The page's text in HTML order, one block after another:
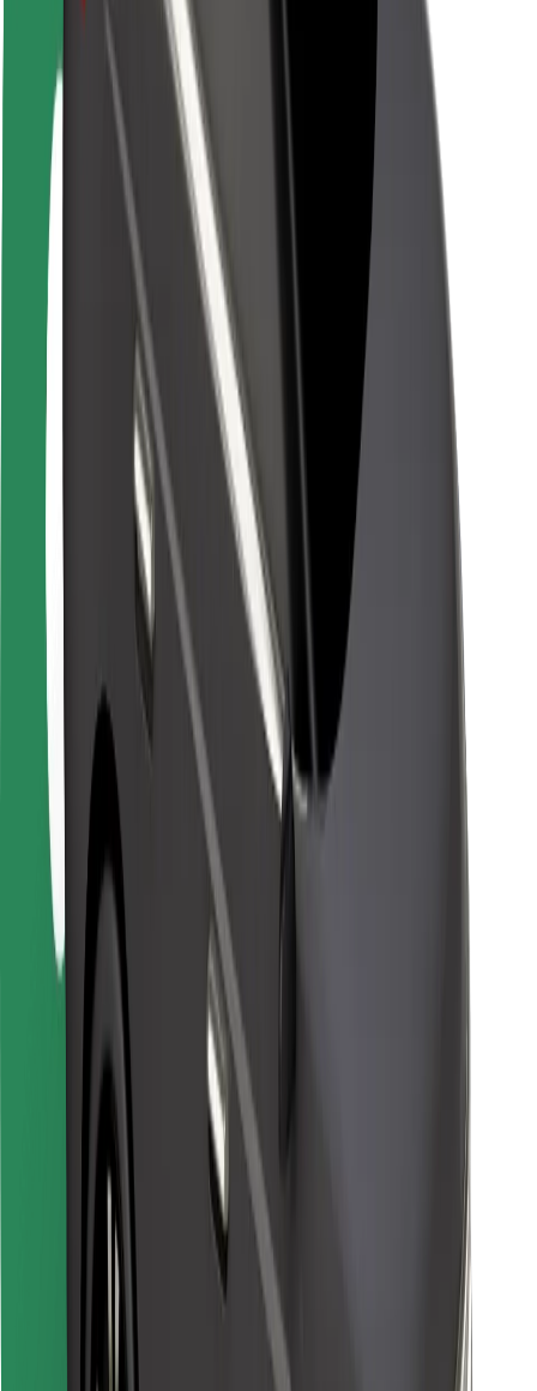
Bezpečnost řidičů
Bezpečnost na koloběžce
Laboratoř bezpečnosti
Lokality
Řešení pro města
Nabíjecí stanice Bolt
Pro cestující
Pro řidiče
Pro kurýry
Bolt Food
Pro flotilové partnery
Pro restaurace
Bolt for Business
Obchodní podmínky
Jízda za pár minut!
Stáhněte si aplikaci Bolt
Objevte své oblíbené jídlo!
Stáhněte si aplikaci Bolt Food